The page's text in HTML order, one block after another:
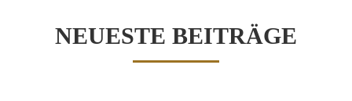
NEUESTE BEITRÄGE